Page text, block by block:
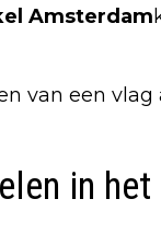
Amsterdam
van een
in